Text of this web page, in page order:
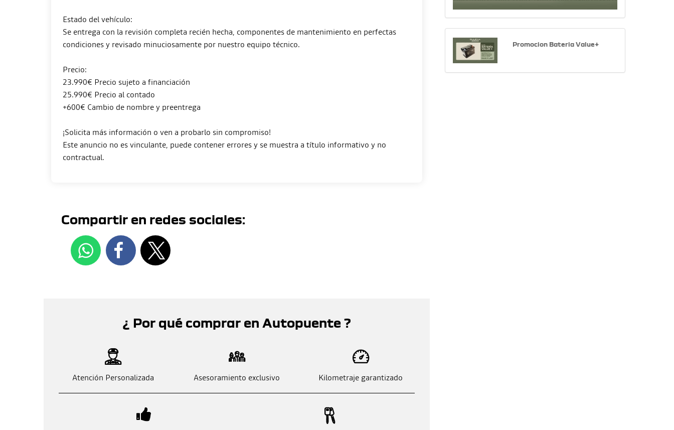
Estado del vehículo:
Se entrega con la revisión completa recién hecha, componentes de mantenimiento en perfectas
condiciones y revisado minuciosamente por nuestro equipo técnico.
Precio:
23.990€ Precio sujeto a financiación
25.990€ Precio al contado
+600€ Cambio de nombre y preentrega
¡Solicita más información o ven a probarlo sin compromiso!
Este anuncio no es vinculante, puede contener errores y se muestra a título informativo y no
Compartir en redes sociales:
¿ Por qué comprar en Autopuente ?
Atención Personalizada Asesoramiento exclusivo Kilometraje garantizado
Promocion Bateria Value+